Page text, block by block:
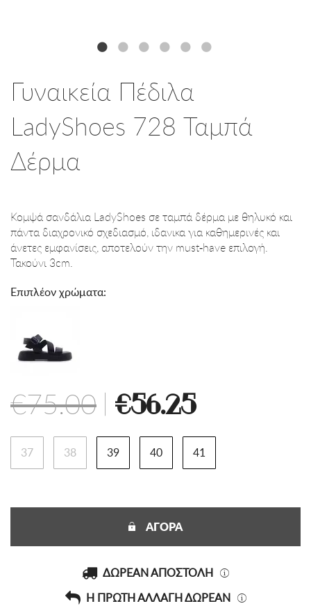
Γυναικεία Πέδιλα
LadyShoes 728 Ταμπά
Δέρμα
Κομψά σανδάλια LadyShoes σε ταμπά δέρμα με θηλυκό και
πάντα διαχρονικό σχεδιασμό, ιδανικα για καθημερινές και
άνετες εμφανίσεις, αποτελούν την must-have επιλογή.
Τακούνι 3cm.
Επιπλέον χρώματα:
€75.00 €56.25
37 38 39 40 41
ΑΓΟΡΑ
ΔΩΡΕΑΝ ΑΠΟΣΤΟΛΗ
Η ΠΡΩΤΗ ΑΛΛΑΓΗ ΔΩΡΕΑΝ